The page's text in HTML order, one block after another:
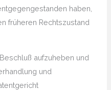
haben,
früheren Rechtszustand
aufzuheben und
und